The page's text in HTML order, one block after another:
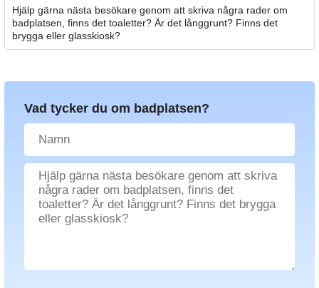
Hjälp gärna nästa besökare genom att skriva några rader om
badplatsen, finns det toaletter? Är det långgrunt? Finns det
brygga eller glasskiosk?
Vad tycker du om badplatsen?